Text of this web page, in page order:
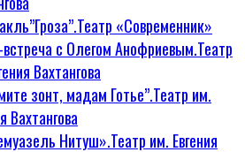
«Современник»
с Олегом Анофриевым.Театр
Вахтангова
зонт, мадам Готье”.Театр им.
Вахтангова
Нитуш».Театр им. Евгения